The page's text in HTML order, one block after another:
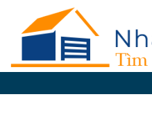
đàn
Giới